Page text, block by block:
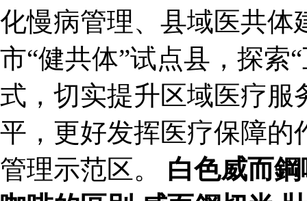
化慢病管理、县域医共体
市“健共体”试点县，探索
式，切实提升区域医疗服
平，更好发挥医疗保障的
管理示范区。 白色威而